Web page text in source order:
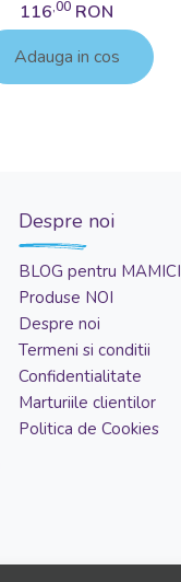
116,00 RON
Adauga in cos
Despre noi
BLOG pentru MAMICI
Produse NOI
Despre noi
Termeni si conditii
Confidentialitate
Marturiile clientilor
Politica de Cookies